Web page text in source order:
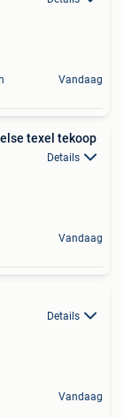
Vandaag
texel tekoop
Details
Vandaag
Details
Vandaag